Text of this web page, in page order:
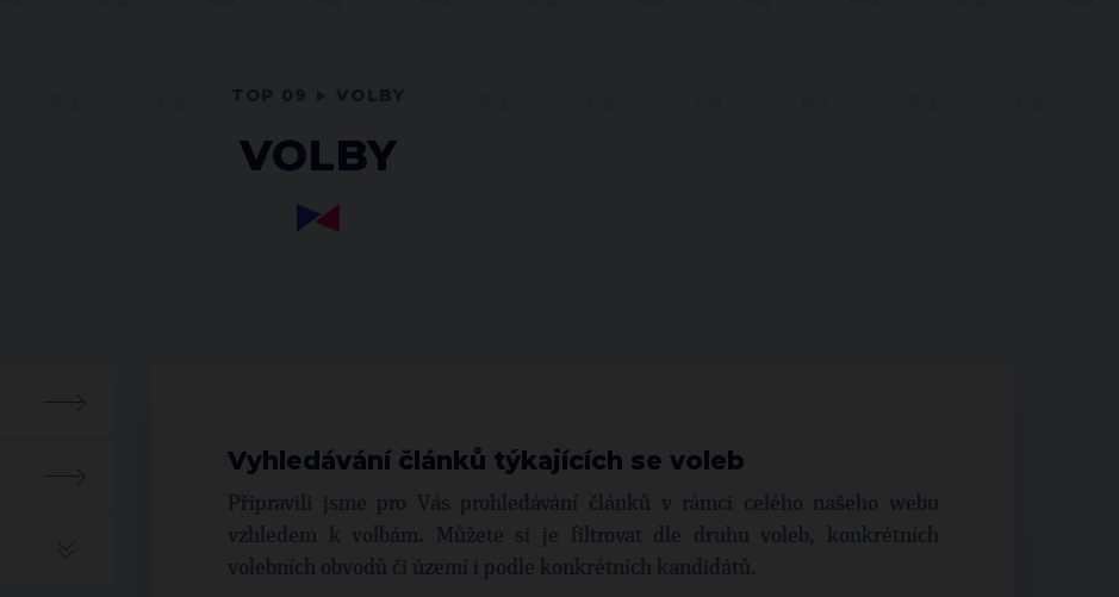
VOLBY
Vyhledávání článků týkajících se voleb
Připravili jsme pro Vás prohledávání článků v rámci celého našeho webu
vzhledem k volbám. Můžete si je filtrovat dle druhu voleb, konkrétních
volebních obvodů či území i podle konkrétních kandidátů.